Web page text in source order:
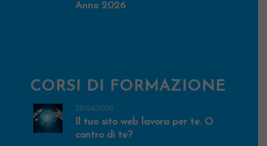
Anno 2026
CORSI DI FORMAZIONE
28/04/2026
Il tuo sito web lavora per te. O
contro di te?